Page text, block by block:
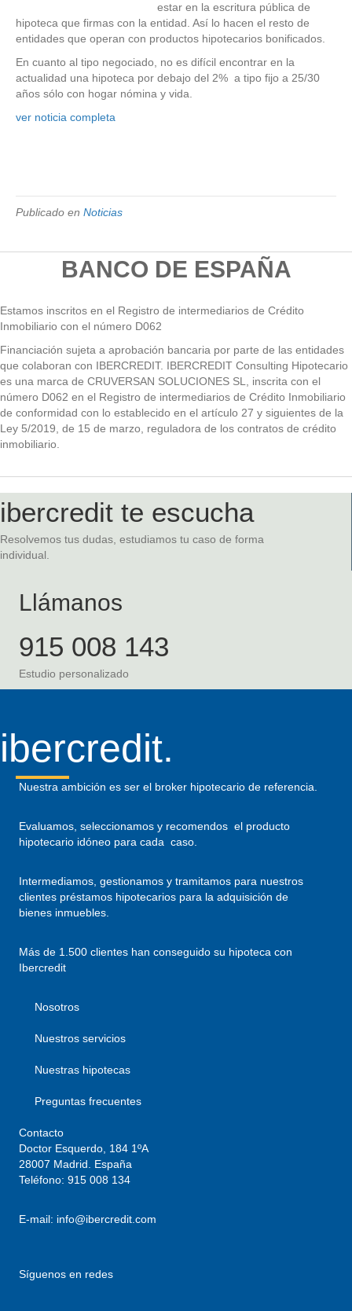
estar en la escritura pública de
hipoteca que firmas con la entidad. Así lo hacen el resto de
entidades que operan con productos hipotecarios bonificados.
En cuanto al tipo negociado, no es difícil encontrar en la
actualidad una hipoteca por debajo del 2% a tipo fijo a 25/30
años sólo con hogar nómina y vida.
ver noticia completa
Publicado en Noticias
BANCO DE ESPAÑA
Estamos inscritos en el Registro de intermediarios de Crédito
Inmobiliario con el número D062
Financiación sujeta a aprobación bancaria por parte de las entidades
que colaboran con IBERCREDIT. IBERCREDIT Consulting Hipotecario
es una marca de CRUVERSAN SOLUCIONES SL, inscrita con el
número D062 en el Registro de intermediarios de Crédito Inmobiliario
de conformidad con lo establecido en el artículo 27 y siguientes de la
Ley 5/2019, de 15 de marzo, reguladora de los contratos de crédito
inmobiliario.
ibercredit te escucha
Resolvemos tus dudas, estudiamos tu caso de forma
individual.
Llámanos
915 008 143
Estudio personalizado
ibercredit.
Nuestra ambición es ser el broker hipotecario de referencia.
Evaluamos, seleccionamos y recomendos el producto
hipotecario idóneo para cada caso.
Intermediamos, gestionamos y tramitamos para nuestros
clientes préstamos hipotecarios para la adquisición de
bienes inmuebles.
Más de 1.500 clientes han conseguido su hipoteca con
Ibercredit
Nosotros
Nuestros servicios
Nuestras hipotecas
Preguntas frecuentes
Contacto
Doctor Esquerdo, 184 1ºA
28007 Madrid. España
Teléfono: 915 008 134
E-mail: info@ibercredit.com
Síguenos en redes